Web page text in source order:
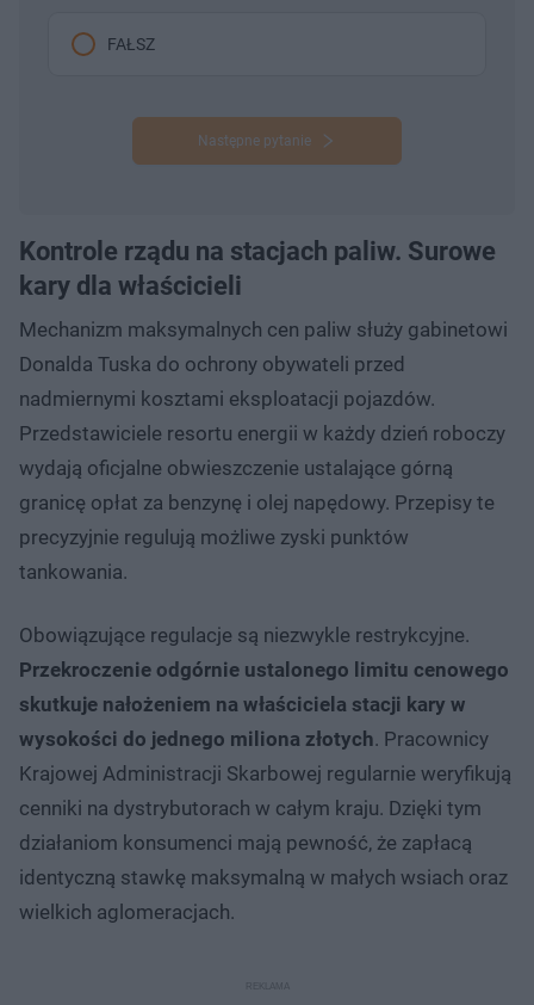
FAŁSZ
Następne pytanie
Kontrole rządu na stacjach paliw. Surowe
kary dla właścicieli
Mechanizm maksymalnych cen paliw służy gabinetowi
Donalda Tuska do ochrony obywateli przed
nadmiernymi kosztami eksploatacji pojazdów.
Przedstawiciele resortu energii w każdy dzień roboczy
wydają oficjalne obwieszczenie ustalające górną
granicę opłat za benzynę i olej napędowy. Przepisy te
precyzyjnie regulują możliwe zyski punktów
tankowania.
Obowiązujące regulacje są niezwykle restrykcyjne.
Przekroczenie odgórnie ustalonego limitu cenowego
skutkuje nałożeniem na właściciela stacji kary w
wysokości do jednego miliona złotych. Pracownicy
Krajowej Administracji Skarbowej regularnie weryfikują
cenniki na dystrybutorach w całym kraju. Dzięki tym
działaniom konsumenci mają pewność, że zapłacą
identyczną stawkę maksymalną w małych wsiach oraz
wielkich aglomeracjach.